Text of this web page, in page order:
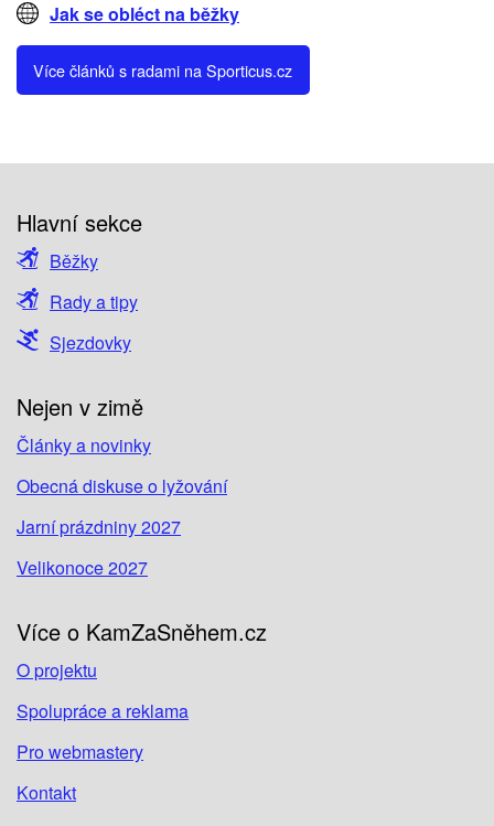
Jak se obléct na běžky
Více článků s radami na Sporticus.cz
Hlavní sekce
Běžky
Rady a tipy
Sjezdovky
Nejen v zimě
Články a novinky
Obecná diskuse o lyžování
Jarní prázdniny 2027
Velikonoce 2027
Více o KamZaSněhem.cz
O projektu
Spolupráce a reklama
Pro webmastery
Kontakt